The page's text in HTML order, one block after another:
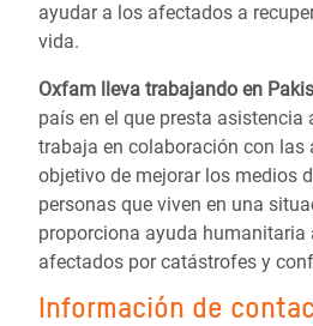
ayudar a los afectados a
vida.
Oxfam lleva trabajando en
país en el que presta asistencia
trabaja en colaboración con las
objetivo de mejorar los medios
personas que viven en una
proporciona ayuda humanitaria
afectados por catástrofes y
Información de